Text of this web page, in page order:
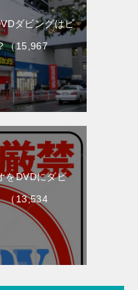
ダビングはビ
（15,967
をDVDにダビ
（13,534